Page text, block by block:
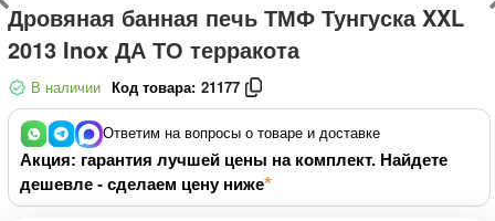
Дровяная банная печь ТМФ Тунгуска XXL
2013 Inox ДА ТО терракота
В наличии Код товара: 21177
Ответим на вопросы о товаре и доставке
Акция: гарантия лучшей цены на комплект. Найдете
дешевле - сделаем цену ниже